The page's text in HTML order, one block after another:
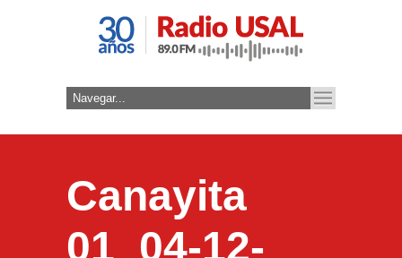
Canayita
01_04-12-